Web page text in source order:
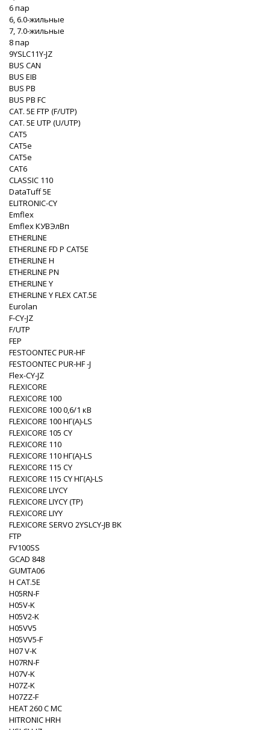
6 пар
6, 6.0-жильные
7, 7.0-жильные
8 пар
9YSLC11Y-JZ
BUS CAN
BUS EIB
BUS PB
BUS PB FC
CAT. 5Е FTP (F/UTP)
CAT. 5Е UTP (U/UTP)
CAT5
CAT5e
CAT5e
CAT6
CLASSIC 110
DataTuff 5E
ELITRONIC-CY
Emflex
Emflex КУВЭлВп
ETHERLINE
ETHERLINE FD P CAT5E
ETHERLINE H
ETHERLINE PN
ETHERLINE Y
ETHERLINE Y FLEX CAT.5E
Eurolan
F-CY-JZ
F/UTP
FEP
FESTOONTEC PUR-HF
FESTOONTEC PUR-HF -J
Flex-CY-JZ
FLEXICORE
FLEXICORE 100
FLEXICORE 100 0,6/1 кВ
FLEXICORE 100 НГ(A)-LS
FLEXICORE 105 CY
FLEXICORE 110
FLEXICORE 110 НГ(A)-LS
FLEXICORE 115 CY
FLEXICORE 115 CY НГ(A)-LS
FLEXICORE LIYCY
FLEXICORE LIYCY (TP)
FLEXICORE LIYY
FLEXICORE SERVO 2YSLCY-JB BK
FTP
FV100SS
GCAD 848
GUMTA06
H CAT.5E
H05RN-F
H05V-K
H05V2-K
H05VV5
H05VV5-F
H07 V-K
H07RN-F
H07V-K
H07Z-K
H07ZZ-F
HEAT 260 C MC
HITRONIC HRH